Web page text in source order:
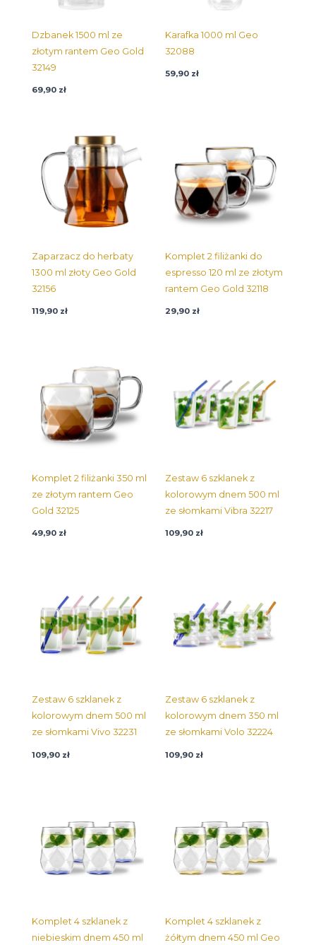
Dzbanek 1500 ml ze
złotym rantem Geo Gold
32149
69,90 zł
Karafka 1000 ml Geo
32088
59,90 zł
Zaparzacz do herbaty
1300 ml złoty Geo Gold
32156
119,90 zł
Komplet 2 filiżanki do
espresso 120 ml ze złotym
rantem Geo Gold 32118
29,90 zł
Komplet 2 filiżanki 350 ml
ze złotym rantem Geo
Gold 32125
49,90 zł
Zestaw 6 szklanek z
kolorowym dnem 500 ml
ze słomkami Vibra 32217
109,90 zł
Zestaw 6 szklanek z
kolorowym dnem 500 ml
ze słomkami Vivo 32231
109,90 zł
Zestaw 6 szklanek z
kolorowym dnem 350 ml
ze słomkami Volo 32224
109,90 zł
Komplet 4 szklanek z
niebieskim dnem 450 ml
Komplet 4 szklanek z
żółtym dnem 450 ml Geo